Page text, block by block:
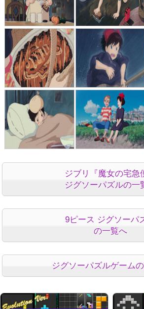
ジブリ『魔女の宅急
ジグソーパズルの一
9ピース ジグソーパ
の一覧へ
ジグソーパズルゲーム